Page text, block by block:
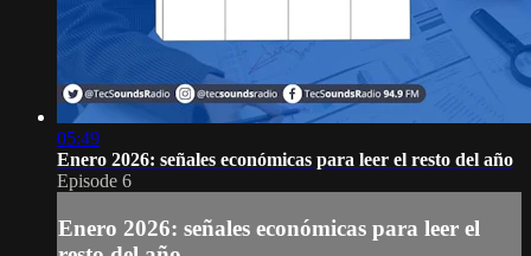
05:49
Enero 2026: señales económicas para leer el resto del año
Episode 6
Enero 2026: señales económicas para leer el